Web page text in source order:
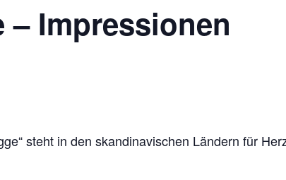
– Impressionen
steht in den skandinavischen Ländern für